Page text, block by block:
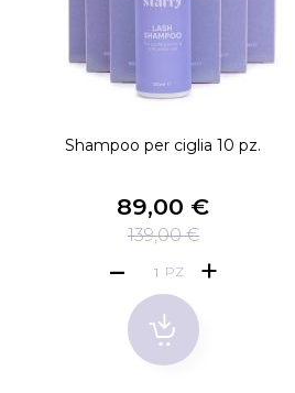
Shampoo per ciglia 10 pz.
89,00 €
139,00 €
PZ